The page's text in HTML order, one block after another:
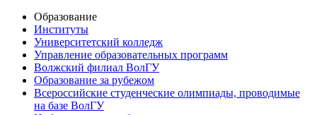
Образование
Институты
Университетский колледж
Управление образовательных программ
Волжский филиал ВолГУ
Образование за рубежом
Всероссийские студенческие олимпиады, проводимые
на базе ВолГУ